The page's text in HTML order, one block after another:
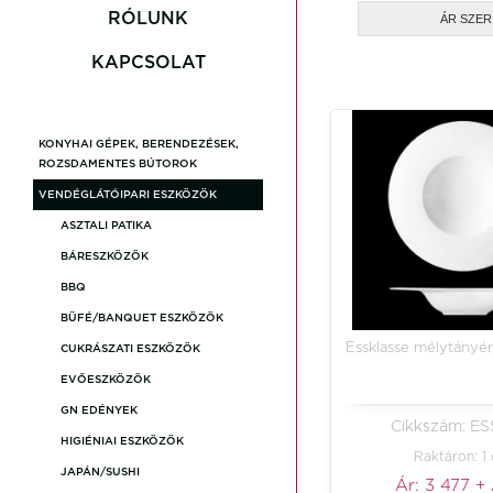
RÓLUNK
KAPCSOLAT
KONYHAI GÉPEK, BERENDEZÉSEK,
ROZSDAMENTES BÚTOROK
VENDÉGLÁTÓIPARI ESZKÖZÖK
ASZTALI PATIKA
BÁRESZKÖZÖK
BBQ
BÜFÉ/BANQUET ESZKÖZÖK
CUKRÁSZATI ESZKÖZÖK
EVŐESZKÖZÖK
GN EDÉNYEK
HIGIÉNIAI ESZKÖZÖK
JAPÁN/SUSHI
Carolyn
Stone
ÁR
Essklasse
Cikkszám:
Raktáron: 1
Ár: 3 477 +